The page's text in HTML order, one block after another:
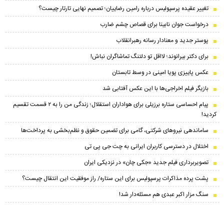
تغییر عقیده پرسپولیس درباره رامین رضاییان؛ تصمیم نهایی تارتار چیست؟
درخواست جوان نابینا برای قصاص چشم ضارب
پوستر جدید و معنادار رسانه رهبرانقلاب
برای دکتر بیرانوند؛ لااقل تو دلتنگ تماشاگران نباش!
عکس پاییزی پویا امینی در وسط تابستان
بازیگر فیلم اخراجی‌ها با این عکس آفتابی شد
پیام احساسی ستاره برزیلی برای هواداران استقلال؛ زندگی من را به ۲ قسمت تقسیم
کردید!
ساماندهی نیروهای شرکتی، گامی برای تضمین حقوق و نظم‌بخشی به پرداخت‌ها
اختلال در دسترسی کاربران ایرانی به چت جی پی تی
تصویربرداری فیلم جدید «جکی چان» در نزدیکی ایران
پشت پرده مذاکرات پرسپولیس برای این ستاره/ راز موفقیت این انتقال چیست؟
سنگ مزار اکبر عبدی هم مسئله‌دار شد!